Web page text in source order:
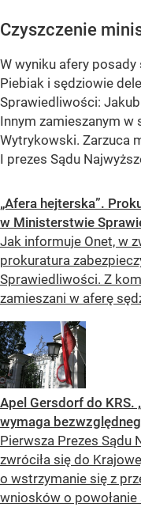
Czyszczenie
W wyniku afery
Piebiak i sędziowie
Sprawiedliwości:
Innym zamieszanym w
Wytrykowski. Zarzuca
I prezes Sądu
„Afera hejterska”.
w Ministerstwie
Jak informuje Onet, w
prokuratura
Sprawiedliwości. Z
zamieszani w aferę
Apel Gersdorf do KRS.
wymaga
Pierwsza Prezes Sądu
zwróciła się do
o wstrzymanie się z
wniosków o